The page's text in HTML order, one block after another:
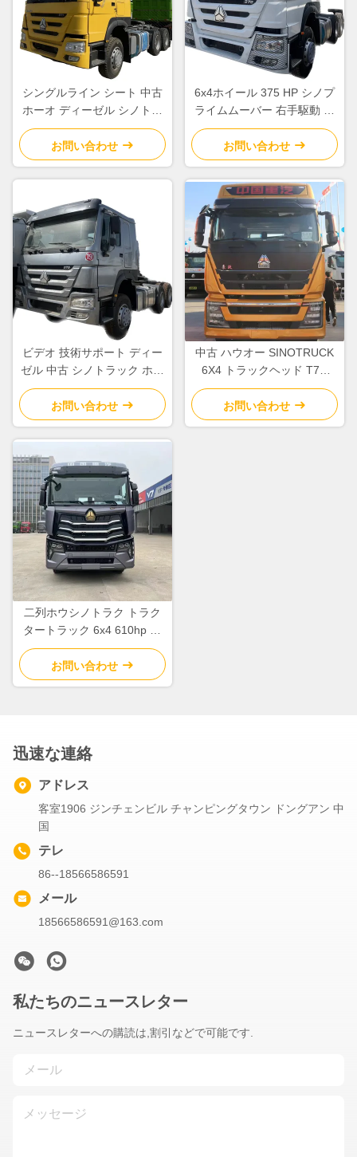
シングルライン シート 中古
ホーオ ディーゼル シノトラ
ック トラクター トラック 重
荷 トラック トラクター ユニ
ット 6x4
お問い合わせ
6x4ホイール 375 HP シノプ
ライムムーバー 右手駆動 中
古トレーラー トラクター ト
ラックヘッド
お問い合わせ
ビデオ 技術サポート ディー
ゼル 中古 シノトラック ホウ
トラクター トラック 375HP
トラック トラクター トラッ
ク
お問い合わせ
中古 ハウオー SINOTRUCK
6X4 トラックヘッド T7H
460 EURO 5 排出量のあるト
ラック
お問い合わせ
二列ホウシノトラク トラク
タートラック 6x4 610hp 10
輪 中古
お問い合わせ
迅速な連絡
アドレス
客室1906 ジンチェンビル チャンピングタウン ドングアン 中
国
テレ
86--18566586591
メール
18566586591@163.com
私たちのニュースレター
ニュースレターへの購読は,割引などで可能です.